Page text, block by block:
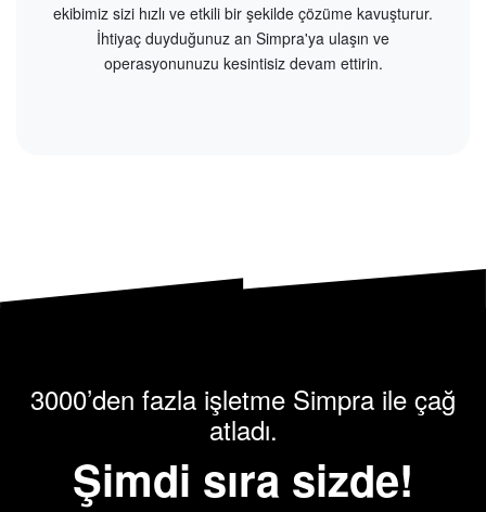
ekibimiz sizi hızlı ve etkili bir şekilde çözüme kavuşturur.
İhtiyaç duyduğunuz an Simpra'ya ulaşın ve
operasyonunuzu kesintisiz devam ettirin.
3000’den fazla işletme Simpra ile çağ
atladı.
Şimdi sıra sizde!